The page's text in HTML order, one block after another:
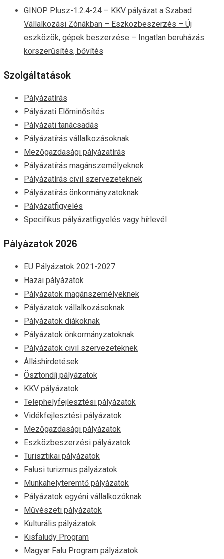
GINOP Plusz-1.2.4-24 – KKV pályázat a Szabad
Vállalkozási Zónákban – Eszközbeszerzés – Új
eszközök, gépek beszerzése – Ingatlan beruházás:
korszerűsítés, bővítés
Szolgáltatások
Pályázatírás
Pályázati Előminősítés
Pályázati tanácsadás
Pályázatírás vállalkozásoknak
Mezőgazdasági pályázatírás
Pályázatírás magánszemélyeknek
Pályázatírás civil szervezeteknek
Pályázatírás önkormányzatoknak
Pályázatfigyelés
Specifikus pályázatfigyelés vagy hírlevél
Pályázatok 2026
EU Pályázatok 2021-2027
Hazai pályázatok
Pályázatok magánszemélyeknek
Pályázatok vállalkozásoknak
Pályázatok diákoknak
Pályázatok önkormányzatoknak
Pályázatok civil szervezeteknek
Álláshirdetések
Ösztöndíj pályázatok
KKV pályázatok
Telephelyfejlesztési pályázatok
Vidékfejlesztési pályázatok
Mezőgazdasági pályázatok
Eszközbeszerzési pályázatok
Turisztikai pályázatok
Falusi turizmus pályázatok
Munkahelyteremtő pályázatok
Pályázatok egyéni vállalkozóknak
Művészeti pályázatok
Kulturális pályázatok
Kisfaludy Program
Magyar Falu Program pályázatok